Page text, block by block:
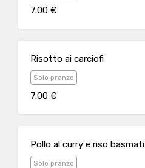
7.00 €
Risotto ai carciofi
Solo pranzo
7.00 €
Pollo al curry e riso basmati
Solo pranzo